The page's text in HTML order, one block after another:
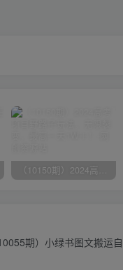
（10150期）2024高考项目野路子玩法，无限裂变，最高一天1W＋！
10055期）小绿书图文搬运